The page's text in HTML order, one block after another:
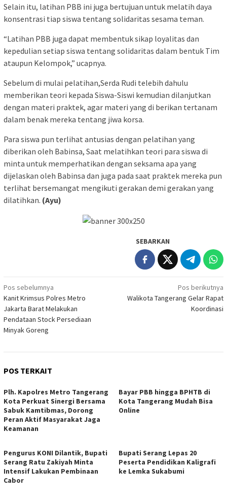
Selain itu, latihan PBB ini juga bertujuan untuk melatih daya
konsentrasi tiap siswa tentang solidaritas sesama teman.
“Latihan PBB juga dapat membentuk sikap loyalitas dan
kepedulian setiap siswa tentang solidaritas dalam bentuk Tim
ataupun Kelompok,” ucapnya.
Sebelum di mulai pelatihan,Serda Rudi telebih dahulu
memberikan teori kepada Siswa-Siswi kemudian dilanjutkan
dengan materi praktek, agar materi yang di berikan tertanam
dalam benak mereka tentang jiwa korsa.
Para siswa pun terlihat antusias dengan pelatihan yang
diberikan oleh Babinsa, Saat melatihkan teori para siswa di
minta untuk memperhatikan dengan seksama apa yang
dijelaskan oleh Babinsa dan juga pada saat praktek mereka pun
terlihat bersemangat mengikuti gerakan demi gerakan yang
dilatihkan. (Ayu)
SEBARKAN
Navigasi
pos
Pos sebelumnya
Kanit Krimsus Polres Metro
Jakarta Barat Melakukan
Pendataan Stock Persediaan
Minyak Goreng
Pos berikutnya
Walikota Tangerang Gelar Rapat
Koordinasi
POS TERKAIT
Plh. Kapolres Metro Tangerang
Kota Perkuat Sinergi Bersama
Sabuk Kamtibmas, Dorong
Peran Aktif Masyarakat Jaga
Keamanan
Bayar PBB hingga BPHTB di
Kota Tangerang Mudah Bisa
Online
Pengurus KONI Dilantik, Bupati
Serang Ratu Zakiyah Minta
Intensif Lakukan Pembinaan
Cabor
Bupati Serang Lepas 20
Peserta Pendidikan Kaligrafi
ke Lemka Sukabumi